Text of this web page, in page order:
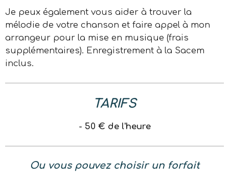
Je peux également vous aider à trouver la
mélodie de votre chanson et faire appel à mon
arrangeur pour la mise en musique (frais
supplémentaires). Enregistrement à la Sacem
inclus.
TARIFS
- 50 € de l'heure
Ou vous pouvez choisir un forfait